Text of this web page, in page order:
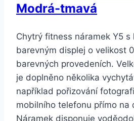
Modrá-tmavá
Chytrý fitness náramek Y5 s
barevným displej o velikost
barevných provedeních.
je doplněno několika
například pořizování
mobilního telefonu přímo na
Náramek disponuje